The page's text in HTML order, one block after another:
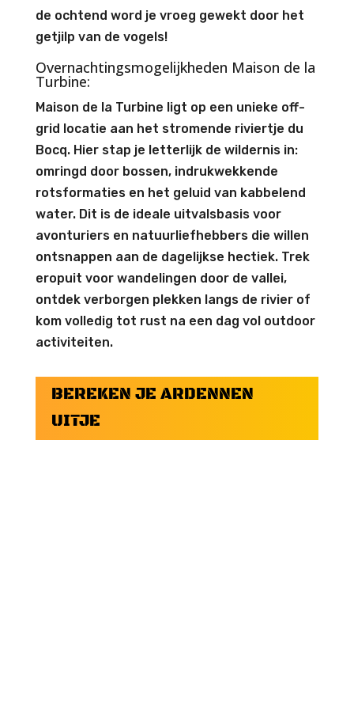
de ochtend word je vroeg gewekt door het
getjilp van de vogels!
Overnachtingsmogelijkheden Maison de la
Turbine:
Maison de la Turbine ligt op een unieke off-
grid locatie aan het stromende riviertje du
Bocq. Hier stap je letterlijk de wildernis in:
omringd door bossen, indrukwekkende
rotsformaties en het geluid van kabbelend
water. Dit is de ideale uitvalsbasis voor
avonturiers en natuurliefhebbers die willen
ontsnappen aan de dagelijkse hectiek. Trek
eropuit voor wandelingen door de vallei,
ontdek verborgen plekken langs de rivier of
kom volledig tot rust na een dag vol outdoor
activiteiten.
BEREKEN JE ARDENNEN
UITJE